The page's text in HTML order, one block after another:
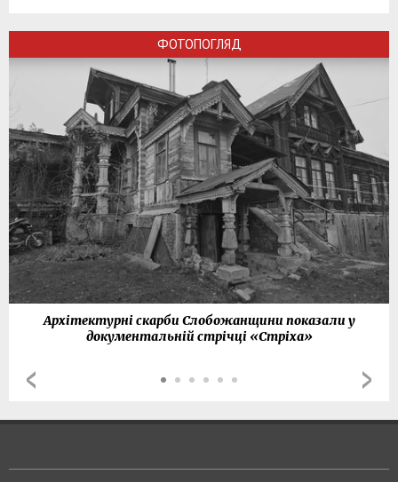
ФОТОПОГЛЯД
Архітектурні скарби Слобожанщини показали у
документальній стрічці «Стріха»